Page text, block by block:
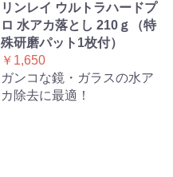
リンレイ ウルトラハードプ
ロ 水アカ落とし 210ｇ（特
殊研磨パット1枚付）
￥1,650
ガンコな鏡・ガラスの水ア
カ除去に最適！